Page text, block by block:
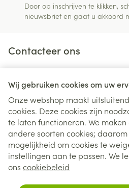
Wij gebruiken cookies om uw
Onze webshop maakt
cookies. Deze cookies zijn
te laten functioneren. We
andere soorten cookies;
mogelijkheid om cookies te
instellingen aan te passen. We
ons cookiebeleid
Door op inschrijven te klikken,
nieuwsbrief en gaat u akkoord
Contacteer ons
Juridische links